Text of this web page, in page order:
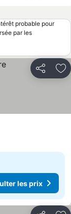
probable pour
par les
Partager
les prix
les prix